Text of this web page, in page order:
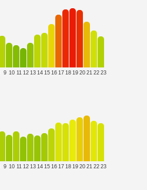
9 10 11 12 13 14 15 16 17 18 19 20 21 22 23
9 10 11 12 13 14 15 16 17 18 19 20 21 22 23